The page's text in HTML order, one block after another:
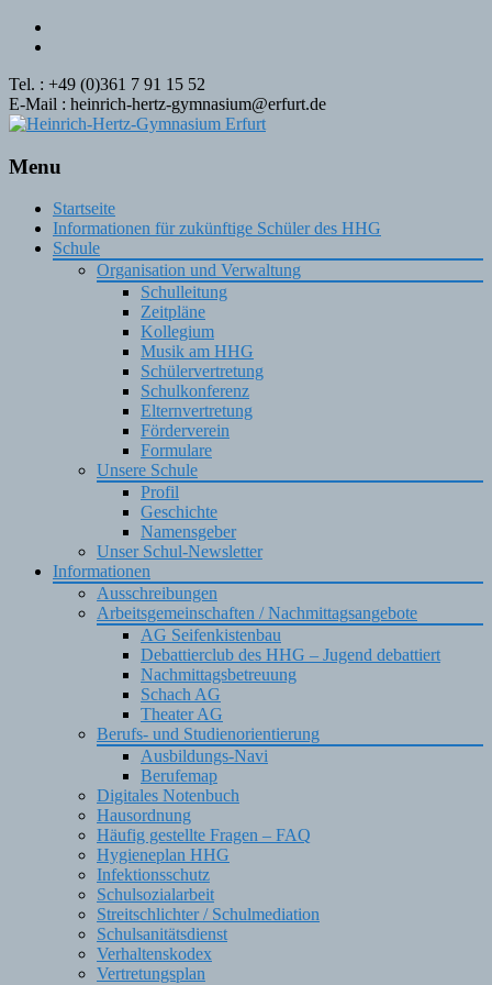
Tel. : +49 (0)361 7 91 15 52
E-Mail : heinrich-hertz-gymnasium@erfurt.de
Menu
Skip
content
Startseite
Informationen für zukünftige Schüler des HHG
Schule
Organisation und Verwaltung
Schulleitung
Zeitpläne
Kollegium
Musik am HHG
Schülervertretung
Schulkonferenz
Elternvertretung
Förderverein
Formulare
Unsere Schule
Profil
Geschichte
Namensgeber
Unser Schul-Newsletter
Informationen
Ausschreibungen
Arbeitsgemeinschaften / Nachmittagsangebote
AG Seifenkistenbau
Debattierclub des HHG – Jugend debattiert
Nachmittagsbetreuung
Schach AG
Theater AG
Berufs- und Studienorientierung
Ausbildungs-Navi
Berufemap
Digitales Notenbuch
Hausordnung
Häufig gestellte Fragen – FAQ
Hygieneplan HHG
Infektionsschutz
Schulsozialarbeit
Streitschlichter / Schulmediation
Schulsanitätsdienst
Verhaltenskodex
Vertretungsplan